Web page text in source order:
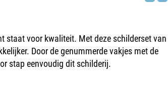
staat voor kwaliteit. Met deze schilderset van
Door de genummerde vakjes met de
stap eenvoudig dit schilderij.